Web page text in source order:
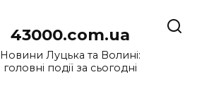
43000.com.ua
Новини Луцька та Волині:
головні події за сьогодні